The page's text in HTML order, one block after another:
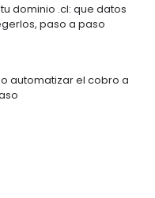
dominio .cl: que datos
paso a paso
automatizar el cobro a